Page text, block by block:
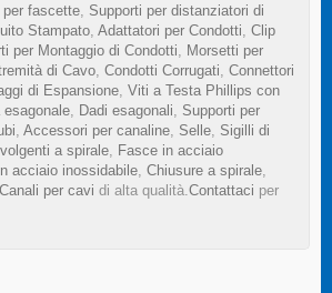
per fascette Supporti per distanziatori di
Stampato Adattatori per Condotti Clip
per Montaggio di Condotti
Morsetti per
di Cavo Condotti Corrugati Connettori
di Espansione Viti a Testa Phillips con
Dadi esagonali
Supporti per
Accessori per canaline Selle Sigilli di
a spirale
Fasce in acciaio
acciaio inossidabile Chiusure a spirale
Canali per cavi di alta qualità. Contattaci per